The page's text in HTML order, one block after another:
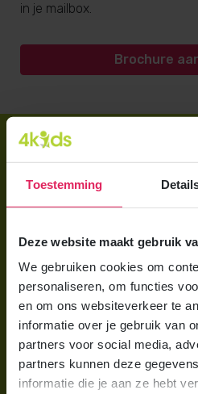
Toestemming
Deze website maakt gebruik
We gebruiken cookies om
personaliseren, om functies
en om ons websiteverkeer te
informatie over je gebruik van
partners voor social media,
partners kunnen deze
informatie die je aan ze hebt
in je mailbox.
Brochure
Direct regelen
Brochure aanvragen
Voor ouders
Wat is gastouderopvang?
Wat kost een gastouder?
Hoe vind ik een gastouder?